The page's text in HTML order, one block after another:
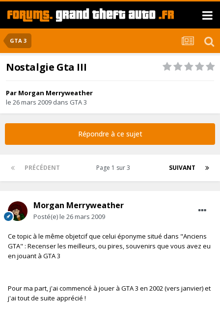
GTA 3
Nostalgie Gta III
Par Morgan Merryweather
le 26 mars 2009 dans GTA 3
Répondre à ce sujet
PRÉCÉDENT SUIVANT
Page 1 sur 3
Morgan Merryweather
Posté(e)le 26 mars 2009
Ce topic à le même objetcif que celui éponyme situé dans "Anciens
GTA" : Recenser les meilleurs, ou pires, souvenirs que vous avez eu
en jouant à GTA 3
Pour ma part, j'ai commencé à jouer à GTA 3 en 2002 (vers janvier) et
j'ai tout de suite apprécié !